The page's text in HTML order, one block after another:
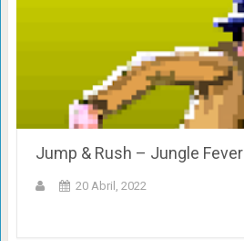
Jump & Rush – Jungle Fever
20 Abril, 2022